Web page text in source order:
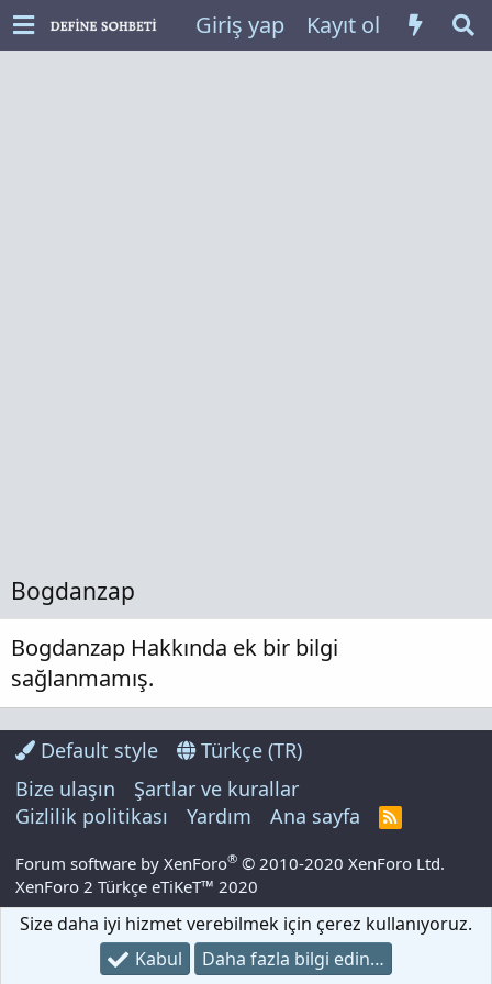
Giriş yap Kayıt ol
Bogdanzap
Bogdanzap Hakkında ek bir bilgi
sağlanmamış.
Default style
Türkçe (TR)
Bize ulaşın
Şartlar ve kurallar
Gizlilik politikası
Yardım Ana sayfa
R
S
Forum software by XenForo® © 2010-2020 XenForo Ltd.
XenForo 2 Türkçe eTiKeT™ 2020
Size daha iyi hizmet verebilmek için çerez kullanıyoruz.
Kabul
Daha fazla bilgi edin…